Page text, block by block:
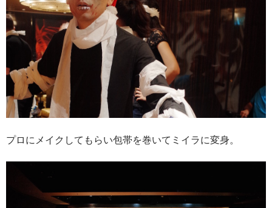
プロにメイクしてもらい包帯を巻いてミイラに変身。